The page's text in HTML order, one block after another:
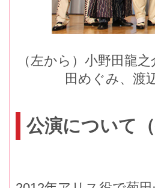
（左から）小野田龍
田めぐみ、渡
公演について